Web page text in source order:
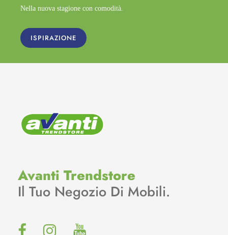
Nella nuova stagione con comodità.
ISPIRAZIONE
Avanti Trendstore
Il Tuo Negozio Di Mobili.